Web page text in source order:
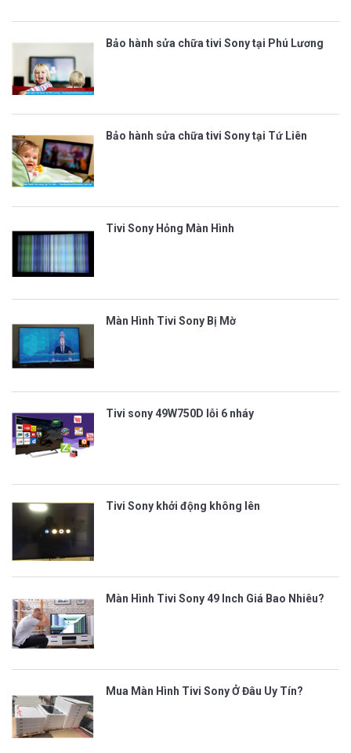
Bảo hành sửa chữa tivi Sony tại Phú Lương
Bảo hành sửa chữa tivi Sony tại Tứ Liên
Tivi Sony Hỏng Màn Hình
Màn Hình Tivi Sony Bị Mờ
Tivi sony 49W750D lỗi 6 nháy
Tivi Sony khởi động không lên
Màn Hình Tivi Sony 49 Inch Giá Bao Nhiêu?
Mua Màn Hình Tivi Sony Ở Đâu Uy Tín?